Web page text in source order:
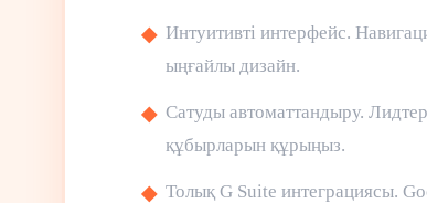
Интуитивті интерфейс.
ыңғайлы дизайн.
Сатуды автоматтандыру.
құбырларын құрыңыз.
Толық G Suite интеграциясы.